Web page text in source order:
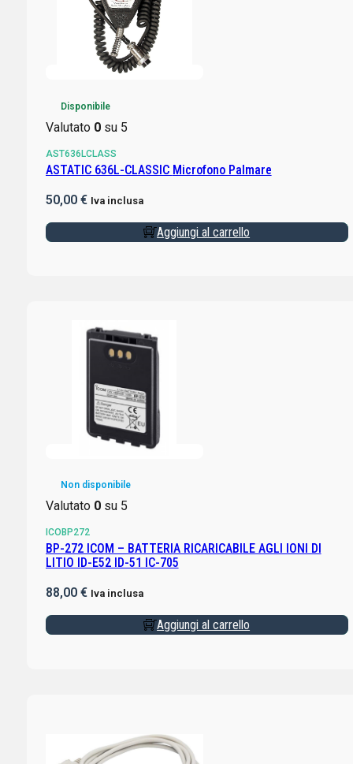
Disponibile
Valutato 0su 5
AST636LCLASS
ASTATIC 636L-CLASSIC Microfono Palmare
50,00 € Iva inclusa
Aggiungi al carrello
Non disponibile
Valutato 0su 5
ICOBP272
BP-272 ICOM – BATTERIA RICARICABILE AGLI IONI DI
LITIO ID-E52 ID-51 IC-705
88,00 € Iva inclusa
Aggiungi al carrello